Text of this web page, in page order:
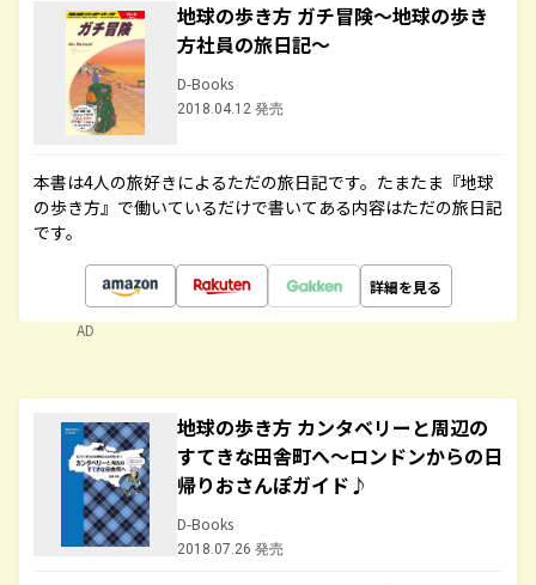
地球の歩き方 ガチ冒険～地球の歩き
方社員の旅日記～
D-Books
2018.04.12 発売
本書は4人の旅好きによるただの旅日記です。たまたま『地球
の歩き方』で働いているだけで書いてある内容はただの旅日記
です。
詳細を見る
AD
地球の歩き方 カンタベリーと周辺の
すてきな田舎町へ～ロンドンからの日
帰りおさんぽガイド♪
D-Books
2018.07.26 発売